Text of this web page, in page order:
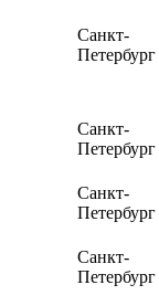
Санкт-
Петербург
Санкт-
Петербург
Санкт-
Петербург
Санкт-
Петербург